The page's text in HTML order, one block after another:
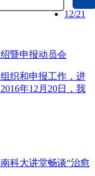
12/21
暨申报动员会
织和申报工作，进
年12月20日，我
科大讲堂畅谈“治愈